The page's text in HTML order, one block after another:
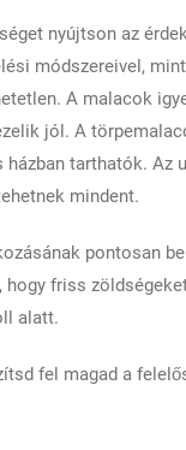
nyújtson az
módszereivel,
A malacok
jól. A
tarthatók. Az
mindent.
pontosan
friss
alatt.
fel magad a